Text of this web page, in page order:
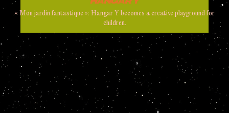
« Mon jardin fantastique »: Hangar Y becomes a creative playground for
children.